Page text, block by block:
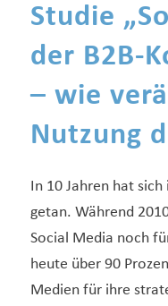
Studie
der B2B-
– wie
Nutzung
In 10 Jahren hat
getan. Während
Social Media noch
heute über 90
Medien für ihre